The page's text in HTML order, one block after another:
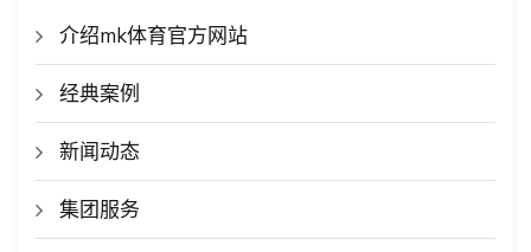
介绍mk体育官方网站
经典案例
新闻动态
集团服务